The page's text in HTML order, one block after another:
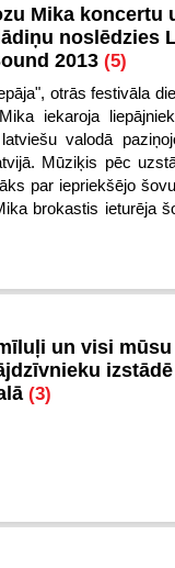
Mika koncertu
noslēdzies
2013 (5)
otrās festivāla
iekaroja
valodā
Mūziķis pēc
par iepriekšējo
brokastis ieturēja
un visi
(3)